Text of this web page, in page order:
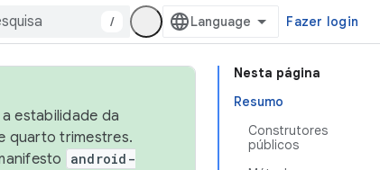
/ Fazer login
Nesta página
Resumo
Construtores
públicos
estabilidade da
quarto trimestres.
android-